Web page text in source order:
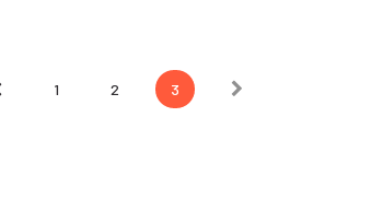
Prev 1 2 3 Next